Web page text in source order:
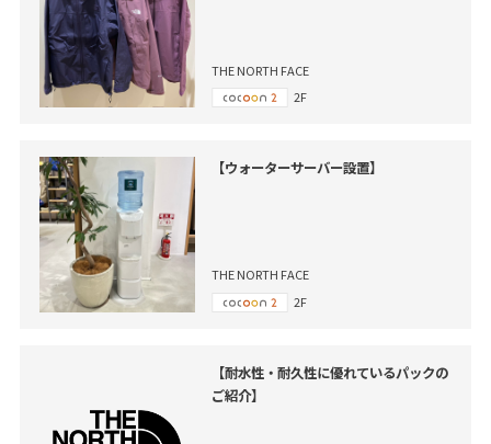
THE NORTH FACE
2F
【ウォーターサーバー設置】
THE NORTH FACE
2F
【耐水性・耐久性に優れているパックの
ご紹介】